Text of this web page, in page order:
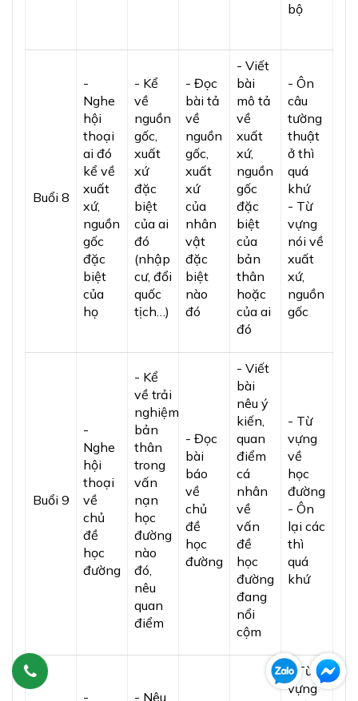
bộ
Buổi 8
-
Nghe
hội
thoại
ai đó
kể về
xuất
xứ,
nguồn
gốc
đặc
biệt
của
họ
- Kể
về
nguồn
gốc,
xuất
xứ
đặc
biệt
của ai
đó
(nhập
cư, đổi
quốc
tịch…)
- Đọc
bài tả
về
nguồn
gốc,
xuất
xứ
của
nhân
vật
đặc
biệt
nào
đó
- Viết
bài
mô tả
về
xuất
xứ,
nguồn
gốc
đặc
biệt
của
bản
thân
hoặc
của ai
đó
- Ôn
câu
tường
thuật
ở thì
quá
khứ
- Từ
vựng
nói về
xuất
xứ,
nguồn
gốc
Buổi 9
-
Nghe
hội
thoại
về
chủ
đề
học
đường
- Kể
về trải
nghiệm
bản
thân
trong
vấn
nạn
học
đường
nào
đó,
nêu
quan
điểm
- Đọc
bài
báo
về
chủ
đề
học
đường
- Viết
bài
nêu ý
kiến,
quan
điểm
cá
nhân
về
vấn
đề
học
đường
đang
nổi
cộm
- Từ
vựng
về
học
đường
- Ôn
lại các
thì
quá
khứ
- - Nêu
- Từ
vựng